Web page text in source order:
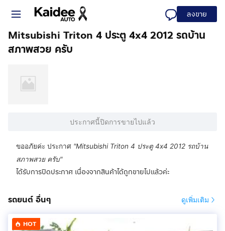
ลงขาย
Mitsubishi Triton 4 ประตู 4x4 2012 รถบ้าน
สภาพสวย ครับ
ประกาศนี้ปิดการขายไปแล้ว
ขออภัยค่ะ ประกาศ "Mitsubishi Triton 4 ประตู 4x4 2012 รถบ้าน
สภาพสวย ครับ"
ได้รับการปิดประกาศ เนื่องจากสินค้าได้ถูกขายไปแล้วค่ะ
รถยนต์ อื่นๆ ดูเพิ่มเติม
HOT